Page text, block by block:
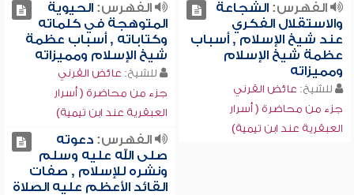
الفهرس:الشجاعة
والاستقلال الفكري
عند شيخ الإسلام , أسباب
عظمة شيخ الإسلام
ومميزاته
للشيخ: عائض القرني
جزء من محاضرة ( أسرار
العبقرية عند ابن تيمية)
الفهرس:الحيوية
المتوهجة في كلماته
وكتاباته , أسباب عظمة
شيخ الإسلام ومميزاته
للشيخ: عائض القرني
جزء من محاضرة ( أسرار
العبقرية عند ابن تيمية)
الفهرس:دعوته
صلى الله عليه وسلم
ونشره للإسلام , صفات
القائد الأعظم عليه الصلاة